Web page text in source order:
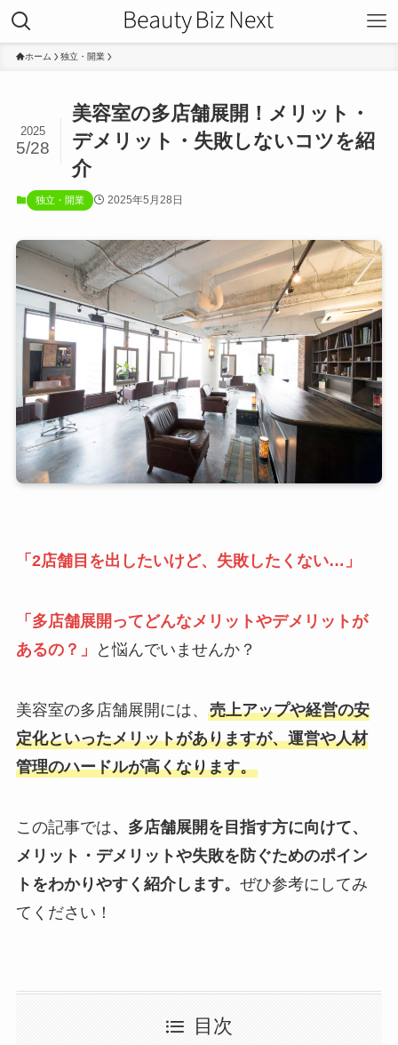
ホーム 独立・開業
美容室の多店舗展開！メリット・
デメリット・失敗しないコツを紹
介
2025
5/28
独立・開業 2025年5月28日
「2店舗目を出したいけど、失敗したくない…」
「多店舗展開ってどんなメリットやデメリットが
あるの？」
と悩んでいませんか？
美容室の多店舗展開には、 売上アップや経営の安
定化といったメリットがありますが、運営や人材
管理のハードルが高くなります。
この記事では、多店舗展開を目指す方に向けて、
メリット・デメリットや失敗を防ぐためのポイン
トをわかりやすく紹介します。 ぜひ参考にしてみ
てください！
目次